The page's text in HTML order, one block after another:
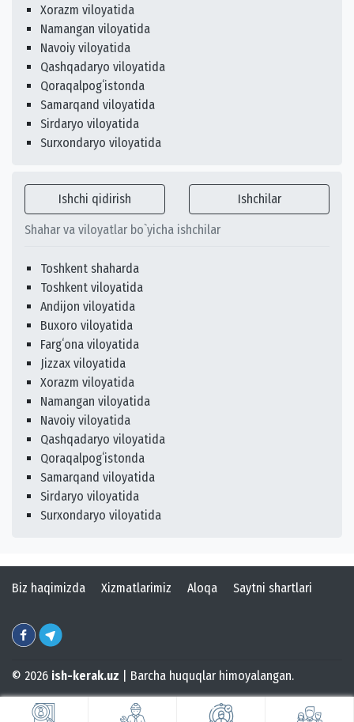
Xorazm viloyatida
Namangan viloyatida
Navoiy viloyatida
Qashqadaryo viloyatida
Qoraqalpogʻistonda
Samarqand viloyatida
Sirdaryo viloyatida
Surxondaryo viloyatida
Ishchi qidirish Ishchilar
Shahar va viloyatlar bo`yicha ishchilar
Toshkent shaharda
Toshkent viloyatida
Andijon viloyatida
Buxoro viloyatida
Fargʻona viloyatida
Jizzax viloyatida
Xorazm viloyatida
Namangan viloyatida
Navoiy viloyatida
Qashqadaryo viloyatida
Qoraqalpogʻistonda
Samarqand viloyatida
Sirdaryo viloyatida
Surxondaryo viloyatida
Biz haqimizda Xizmatlarimiz Aloqa Saytni shartlari
© 2026 ish-kerak.uz | Barcha huquqlar himoyalangan.